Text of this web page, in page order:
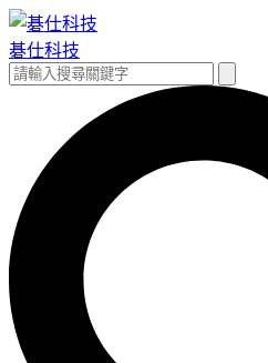
跳
至
主
碁仕科技
搜